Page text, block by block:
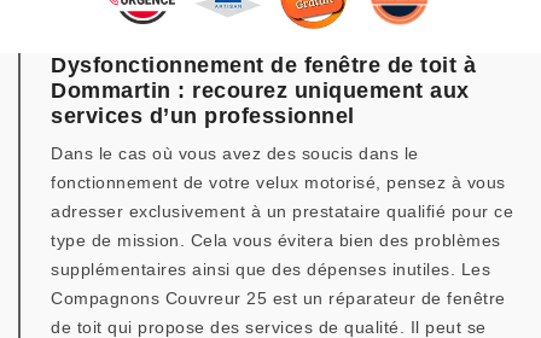
Dysfonctionnement de fenêtre de toit à
Dommartin : recourez uniquement aux
services d’un professionnel
Dans le cas où vous avez des soucis dans le
fonctionnement de votre velux motorisé, pensez à vous
adresser exclusivement à un prestataire qualifié pour ce
type de mission. Cela vous évitera bien des problèmes
supplémentaires ainsi que des dépenses inutiles. Les
Compagnons Couvreur 25 est un réparateur de fenêtre
de toit qui propose des services de qualité. Il peut se